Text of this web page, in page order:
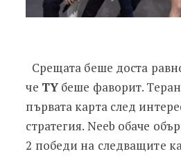
Срещата беше доста
че TYбеше фаворит.
първата карта след
стратегия. Neeb обаче
2 победи на следващите